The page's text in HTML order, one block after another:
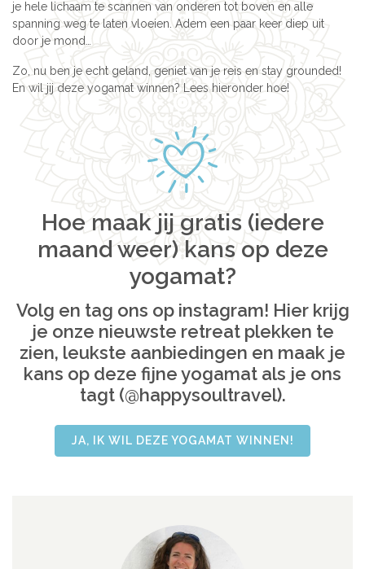
je hele lichaam te scannen van onderen tot boven en alle
spanning weg te laten vloeien. Adem een paar keer diep uit
door je mond…
Zo, nu ben je echt geland, geniet van je reis en stay grounded!
En wil jij deze yogamat winnen? Lees hieronder hoe!
Hoe maak jij gratis (iedere
maand weer) kans op deze
yogamat?
Volg en tag ons op instagram! Hier krijg
je onze nieuwste retreat plekken te
zien, leukste aanbiedingen en maak je
kans op deze fijne yogamat als je ons
tagt (@happysoultravel).
JA, IK WIL DEZE YOGAMAT WINNEN!